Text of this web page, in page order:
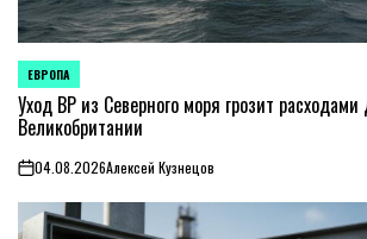
ОПУБЛИКОВАНО
В
ЕВРОПА
Уход BP из Северного моря грозит
Великобритании
on04.08.2026Алексей Кузнецов